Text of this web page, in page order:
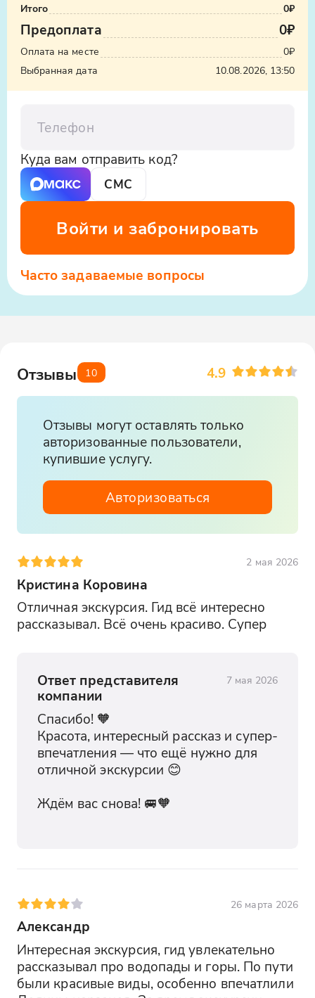
Итого
0₽
Предоплата 0₽
Оплата на месте
0₽
Выбранная дата
10.08.2026, 13:50
Куда вам отправить код?
СМС
Войти и забронировать
Часто задаваемые вопросы
Отзывы 10 4.9
Отзывы могут оставлять только
авторизованные пользователи,
купившие услугу.
Авторизоваться
2 мая 2026
Кристина Коровина
Отличная экскурсия. Гид всё интересно
рассказывал. Всё очень красиво. Супер
Ответ представителя
компании
7 мая 2026
Спасибо! 🧡
Красота, интересный рассказ и супер-
впечатления — что ещё нужно для
отличной экскурсии 😊
Ждём вас снова! 🚐🧡
26 марта 2026
Александр
Интересная экскурсия, гид увлекательно
рассказывал про водопады и горы. По пути
были красивые виды, особенно впечатлили